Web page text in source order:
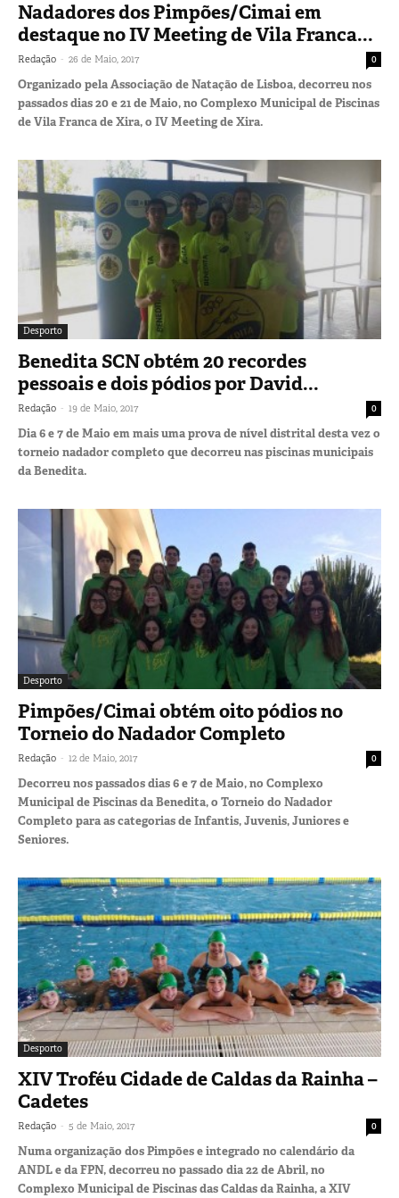
Nadadores dos Pimpões/Cimai em
destaque no IV Meeting de Vila Franca...
Redação - 26 de Maio, 2017 0
Organizado pela Associação de Natação de Lisboa, decorreu nos
passados dias 20 e 21 de Maio, no Complexo Municipal de Piscinas
de Vila Franca de Xira, o IV Meeting de Xira.
Desporto
Benedita SCN obtém 20 recordes
pessoais e dois pódios por David...
Redação - 19 de Maio, 2017 0
Dia 6 e 7 de Maio em mais uma prova de nível distrital desta vez o
torneio nadador completo que decorreu nas piscinas municipais
da Benedita.
Desporto
Pimpões/Cimai obtém oito pódios no
Torneio do Nadador Completo
Redação - 12 de Maio, 2017 0
Decorreu nos passados dias 6 e 7 de Maio, no Complexo
Municipal de Piscinas da Benedita, o Torneio do Nadador
Completo para as categorias de Infantis, Juvenis, Juniores e
Seniores.
Desporto
XIV Troféu Cidade de Caldas da Rainha –
Cadetes
Redação - 5 de Maio, 2017 0
Numa organização dos Pimpões e integrado no calendário da
ANDL e da FPN, decorreu no passado dia 22 de Abril, no
Complexo Municipal de Piscinas das Caldas da Rainha, a XIV